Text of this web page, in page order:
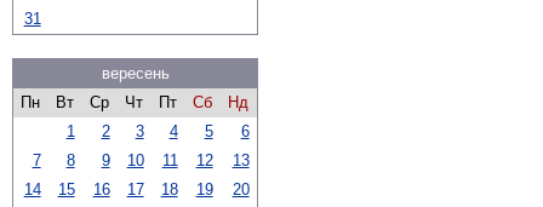
31
вересень
Пн
Вт Ср Чт Пт Сб
Нд
1
2 3 4 5
6
7
8 9 10 11 12
13
14
15 16 17 18 19
20